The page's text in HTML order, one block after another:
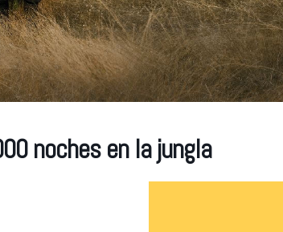
noches en la jungla